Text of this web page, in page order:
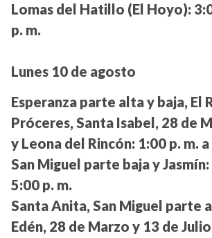
Lomas del Hatillo (El Hoyo):
p. m.
Lunes 10 de agosto
Esperanza parte alta y baja, El
Próceres, Santa Isabel, 28 de
y Leona del Rincón: 1:00 p. m.
San Miguel parte baja y Jasmín:
5:00 p. m.
Santa Anita, San Miguel parte
Edén, 28 de Marzo y 13 de